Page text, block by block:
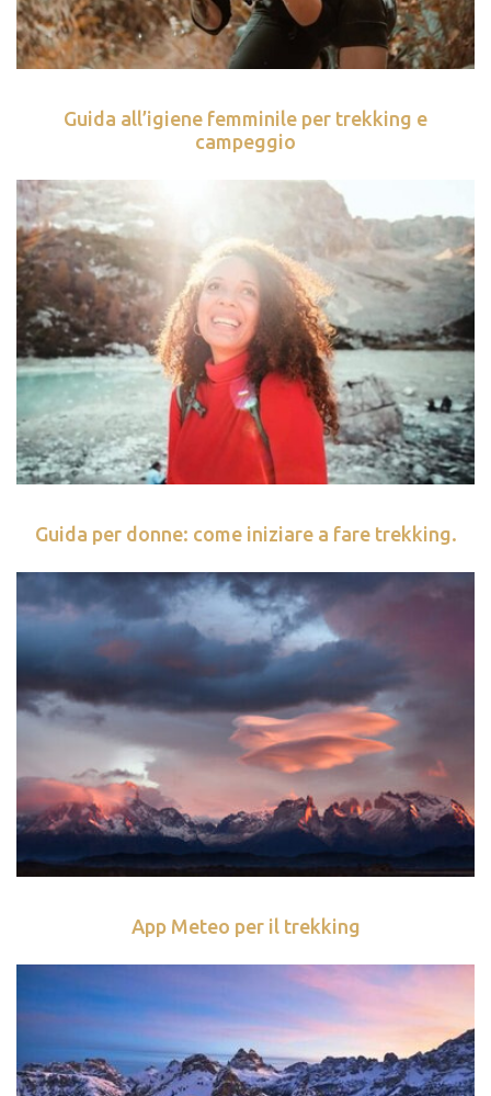
Guida all’igiene femminile per trekking e
campeggio
Guida per donne: come iniziare a fare trekking.
App Meteo per il trekking